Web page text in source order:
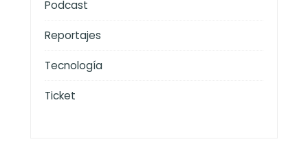
Podcast
Reportajes
Tecnología
Ticket